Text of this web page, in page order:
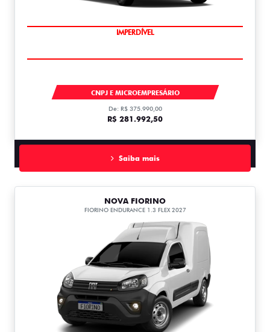
IMPERDÍVEL
CNPJ E MICROEMPRESÁRIO
De: R$ 375.990,00
R$ 281.992,50
Saiba mais
NOVA FIORINO
FIORINO ENDURANCE 1.3 FLEX 2027